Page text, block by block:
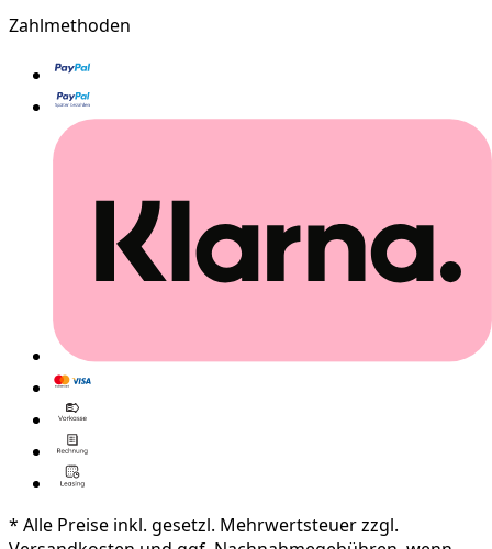
Zahlmethoden
* Alle Preise inkl. gesetzl. Mehrwertsteuer zzgl.